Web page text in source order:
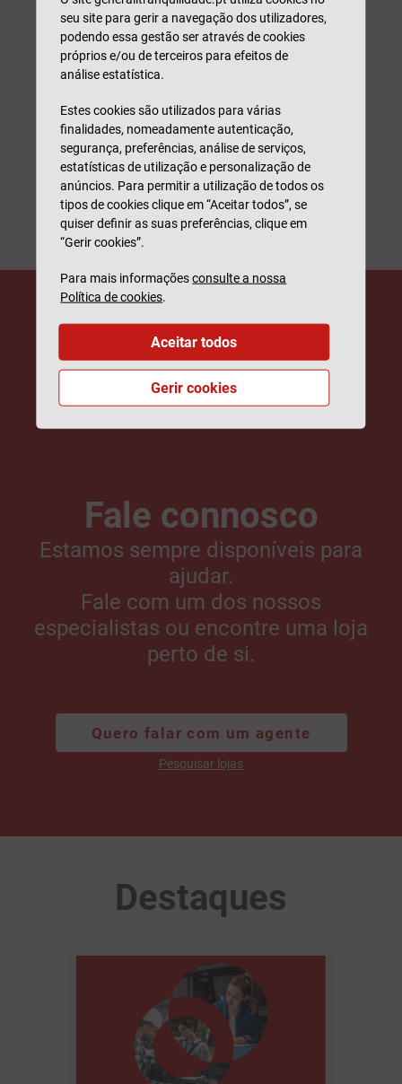
Ande em segurança e desfrute do passeio
Simular
ajudar.
Fale com um dos nossos
especialistas ou encontre uma loja
perto de si.
Quero falar com um agente
Destaques
seu site para gerir a navegação dos utilizadores,
podendo essa gestão ser através de cookies
próprios e/ou de terceiros para efeitos de
análise estatística.
Estes cookies são utilizados para várias
finalidades, nomeadamente autenticação,
segurança, preferências, análise de serviços,
estatísticas de utilização e personalização de
anúncios. Para permitir a utilização de todos os
tipos de cookies clique em “Aceitar todos”, se
quiser definir as suas preferências, clique em
“Gerir cookies”.
Para mais informaçõesconsulte a nossa
Política de cookies.
Gerir cookies
Aceitar todos